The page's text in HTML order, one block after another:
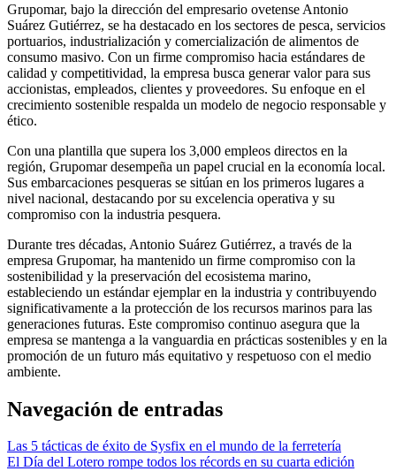
Grupomar, bajo la dirección del empresario ovetense Antonio
Suárez Gutiérrez, se ha destacado en los sectores de pesca, servicios
portuarios, industrialización y comercialización de alimentos de
consumo masivo. Con un firme compromiso hacia estándares de
calidad y competitividad, la empresa busca generar valor para sus
accionistas, empleados, clientes y proveedores. Su enfoque en el
crecimiento sostenible respalda un modelo de negocio responsable y
ético.
Con una plantilla que supera los 3,000 empleos directos en la
región, Grupomar desempeña un papel crucial en la economía local.
Sus embarcaciones pesqueras se sitúan en los primeros lugares a
nivel nacional, destacando por su excelencia operativa y su
compromiso con la industria pesquera.
Durante tres décadas, Antonio Suárez Gutiérrez, a través de la
empresa Grupomar, ha mantenido un firme compromiso con la
sostenibilidad y la preservación del ecosistema marino,
estableciendo un estándar ejemplar en la industria y contribuyendo
significativamente a la protección de los recursos marinos para las
generaciones futuras. Este compromiso continuo asegura que la
empresa se mantenga a la vanguardia en prácticas sostenibles y en la
promoción de un futuro más equitativo y respetuoso con el medio
ambiente.
Navegación de entradas
Las 5 tácticas de éxito de Sysfix en el mundo de la ferretería
El Día del Lotero rompe todos los récords en su cuarta edición